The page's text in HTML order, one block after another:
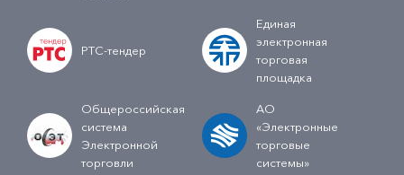
РТС-тендер
Единая
электронная
торговая
площадка
Общероссийская
система
Электронной
торговли
АО
«Электронные
торговые
системы»